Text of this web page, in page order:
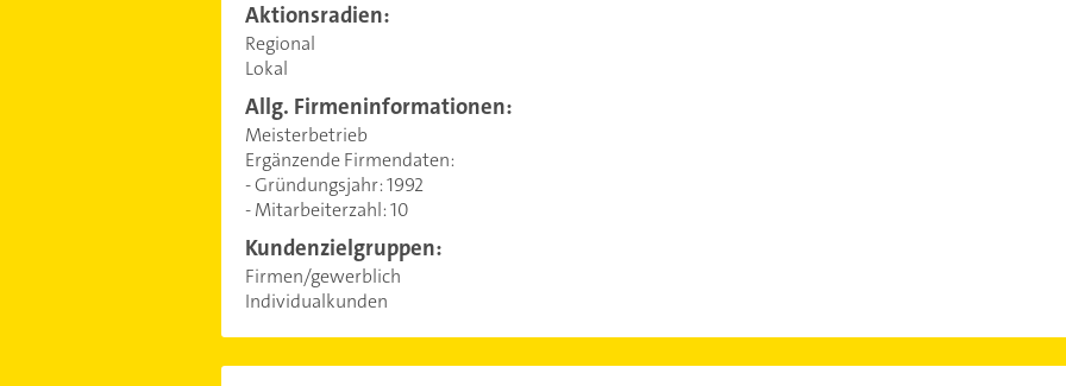
Aktionsradien:
Regional
Lokal
Allg. Firmeninformationen:
Meisterbetrieb
Ergänzende Firmendaten:
- Gründungsjahr: 1992
- Mitarbeiterzahl: 10
Kundenzielgruppen:
Firmen/gewerblich
Individualkunden